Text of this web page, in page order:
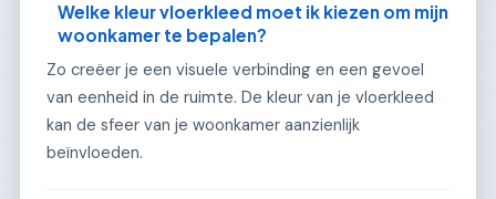
Welke kleur vloerkleed moet ik kiezen om mijn
woonkamer te bepalen?
Zo creëer je een visuele verbinding en een gevoel
van eenheid in de ruimte. De kleur van je vloerkleed
kan de sfeer van je woonkamer aanzienlijk
beïnvloeden.